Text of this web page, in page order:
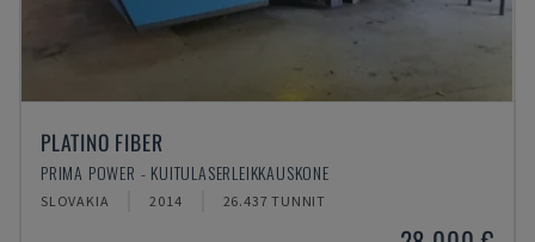
PLATINO FIBER
PRIMA POWER - KUITULASERLEIKKAUSKONE
SLOVAKIA 2014 26.437 TUNNIT